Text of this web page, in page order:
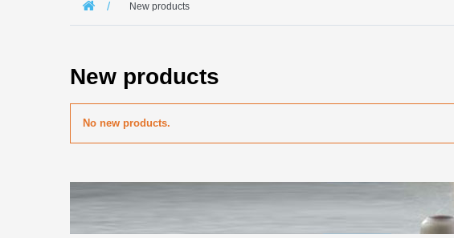
New products
New products
No new products.